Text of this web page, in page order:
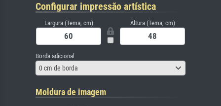
Configurar impressão artística
Largura (Tema, cm) Altura (Tema, cm)
Borda adicional
0 cm de borda
Moldura de imagem